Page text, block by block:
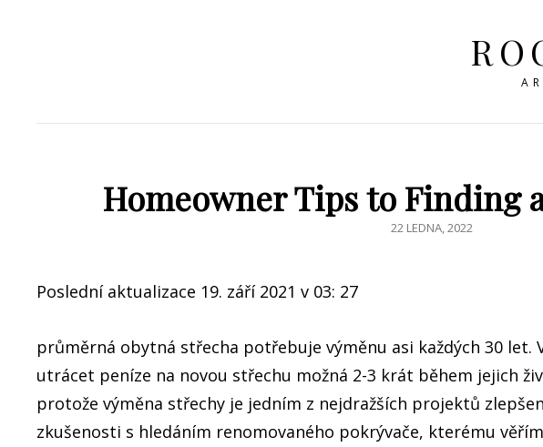
Homeowner Tips to Finding
POSTED
22 LEDNA, 2022
Poslední aktualizace 19. září 2021 v 03: 27
průměrná obytná střecha potřebuje výměnu asi každých 30 let.
utrácet peníze na novou střechu možná 2-3 krát během jejich
protože výměna střechy je jedním z nejdražších projektů
zkušenosti s hledáním renomovaného pokrývače, kterému